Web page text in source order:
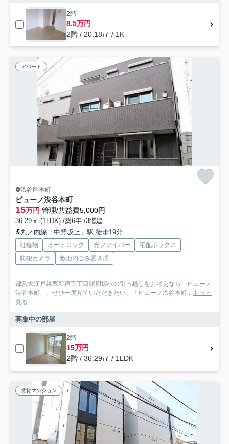
2階
8.5万円
2階 / 20.18㎡ / 1K
アパート
渋谷区本町
ビューノ渋谷本町
15万円 管理/共益費5,000円
36.29㎡ (1LDK) /築6年 /3階建
丸ノ内線「中野坂上」駅 徒歩19分
駐輪場 オートロック 光ファイバー
宅配ボックス
防犯カメラ
敷地内ごみ置き場
都営大江戸線西新宿五丁目駅周辺への引っ越しをお考えなら「ビューノ
渋谷本町」。ぜひ一度見ていただきたい、「ビューノ渋谷本町... もっと
見る
募集中の部屋
2階
15万円
2階 / 36.29㎡ / 1LDK
賃貸マンション